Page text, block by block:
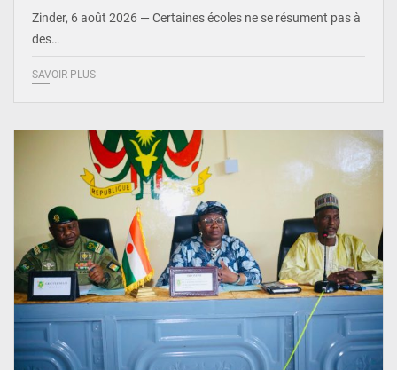
Zinder, 6 août 2026 — Certaines écoles ne se résument pas à
des…
SAVOIR PLUS